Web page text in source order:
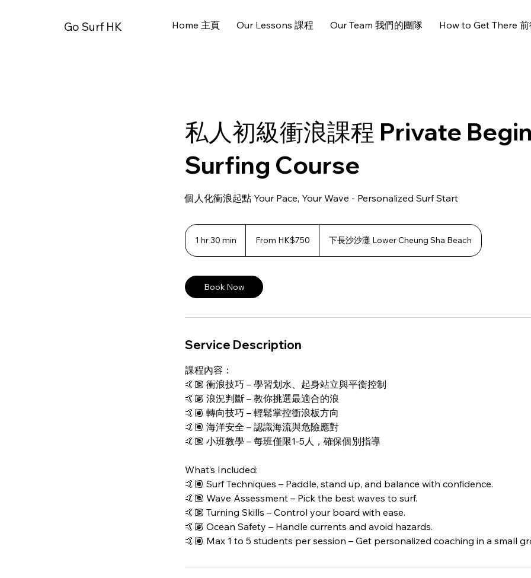
Go Surf HK Home 主頁 Our Lessons 課程 Our Team 我們的團隊 How to Get There
私人初級衝浪課程 Private
Surfing Course
個人化衝浪起點 Your Pace, Your Wave - Personalized Surf Start
1 hr 30 min
0
m
n
HongFrom HK$750 下長沙沙灘 Lower Cheung Sha Beach
Book Now
Service Description
課程內容：
🤙🏽 衝浪技巧 – 學習划水、起身站立與平衡控制
🤙🏽 浪況判斷 – 教你挑選最適合的浪
🤙🏽 轉向技巧 – 輕鬆掌控衝浪板方向
🤙🏽 海洋安全 – 認識海流與危險應對
🤙🏽 小班教學 – 每班僅限1-5人，確保個別指導
What’s Included:
🤙🏽 Surf Techniques – Paddle, stand up, and balance with confidence.
🤙🏽 Wave Assessment – Pick the best waves to surf.
🤙🏽 Turning Skills – Control your board with ease.
🤙🏽 Ocean Safety – Handle currents and avoid hazards.
🤙🏽 Max 1 to 5 students per session – Get personalized coaching in a small